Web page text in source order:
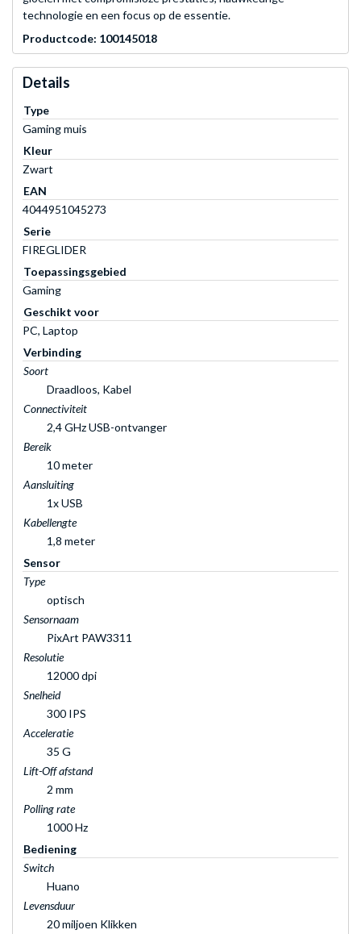
technologie en een focus op de essentie.
Productcode: 100145018
Details
Type
Gaming muis
Kleur
Zwart
EAN
4044951045273
Serie
FIREGLIDER
Toepassingsgebied
Gaming
Geschikt voor
PC, Laptop
Verbinding
Soort
Draadloos, Kabel
Connectiviteit
2,4 GHz USB-ontvanger
Bereik
10 meter
Aansluiting
1x USB
Kabellengte
1,8 meter
Sensor
Type
optisch
Sensornaam
PixArt PAW3311
Resolutie
12000 dpi
Snelheid
300 IPS
Acceleratie
35 G
Lift-Off afstand
2 mm
Polling rate
1000 Hz
Bediening
Switch
Huano
Levensduur
20 miljoen Klikken